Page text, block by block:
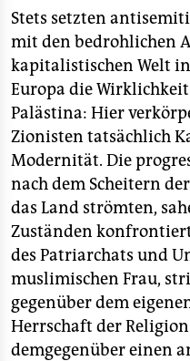
Stets setzten
mit den bedrohlichen
kapitalistischen Welt
Europa die
Palästina: Hier
Zionisten tatsächlich
Modernität. Die
nach dem Scheitern
das Land strömten,
Zuständen
des Patriarchats und
muslimischen Frau,
gegenüber dem
Herrschaft der
demgegenüber einen